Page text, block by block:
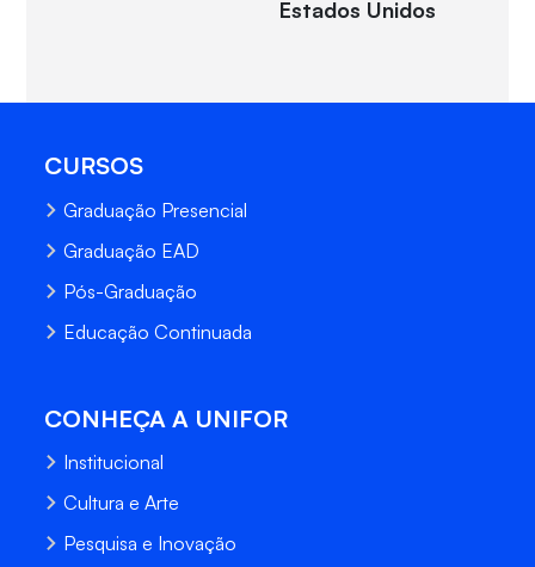
Estados Unidos
CURSOS
Graduação Presencial
Graduação EAD
Pós-Graduação
Educação Continuada
CONHEÇA A UNIFOR
Institucional
Cultura e Arte
Pesquisa e Inovação